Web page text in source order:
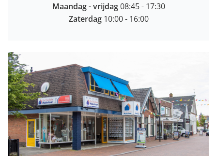
Maandag - vrijdag08:45 - 17:30
Zaterdag 10:00 - 16:00